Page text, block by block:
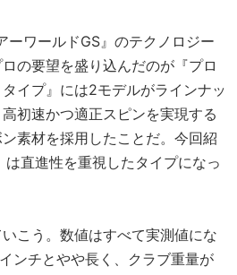
ーワールドGS』のテクノロジー
の要望を盛り込んだのが『プロ
イプ』には2モデルがラインナッ
初速かつ適正スピンを実現する
素材を採用したことだ。今回紹
は直進性を重視したタイプになっ
こう。数値はすべて実測値にな
ンチとやや長く、クラブ重量が